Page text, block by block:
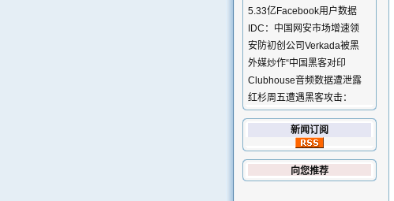
5.33亿Facebook用户数据
IDC：中国网安市场增速领
安防初创公司Verkada被黑
外媒炒作“中国黑客对印
Clubhouse音频数据遭泄露
红杉周五遭遇黑客攻击：
新闻订阅
向您推荐